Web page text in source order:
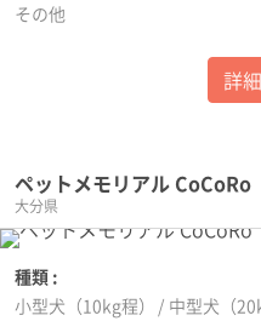
その他
詳
ペットメモリアル CoCoRo
大分県
種類 :
小型犬（10kg程）
中型犬（